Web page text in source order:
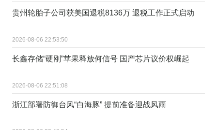
贵州轮胎子公司获美国退税8136万 退税工作正式启动
2026-08-06 22:53:50
长鑫存储“硬刚”苹果释放何信号 国产芯片议价权崛起
2026-08-06 22:51:08
浙江部署防御台风“白海豚” 提前准备迎战风雨